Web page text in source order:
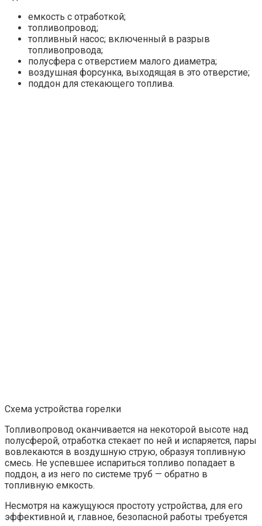
емкость с отработкой;
топливопровод;
топливный насос; включенный в разрыв
топливопровода;
полусфера с отверстием малого диаметра;
воздушная форсунка, выходящая в это отверстие;
поддон для стекающего топлива.
Схема устройства горелки
Топливопровод оканчивается на некоторой высоте над
полусферой, отработка стекает по ней и испаряется, пары
вовлекаются в воздушную струю, образуя топливную
смесь. Не успевшее испариться топливо попадает в
поддон, а из него по системе труб — обратно в
топливную емкость.
Несмотря на кажущуюся простоту устройства, для его
эффективной и, главное, безопасной работы требуется